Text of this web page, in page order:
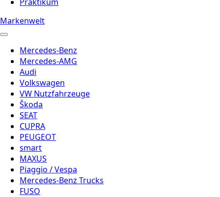
Markenwelt
Mercedes-Benz
Mercedes-AMG
Audi
Volkswagen
VW Nutzfahrzeuge
Škoda
SEAT
CUPRA
PEUGEOT
smart
MAXUS
Piaggio / Vespa
Mercedes-Benz Trucks
FUSO